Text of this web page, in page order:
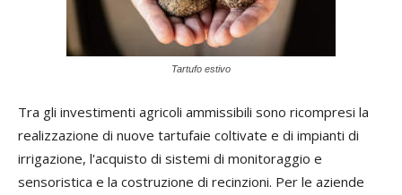
Tartufo estivo
Tra gli investimenti agricoli ammissibili sono ricompresi la
realizzazione di nuove tartufaie coltivate e di impianti di
irrigazione, l'acquisto di sistemi di monitoraggio e
sensoristica e la costruzione di recinzioni. Per le aziende